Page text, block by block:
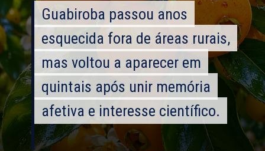
Guabiroba passou anos
esquecida fora de áreas rurais,
mas voltou a aparecer em
quintais após unir memória
afetiva e interesse científico.
Guabiroba passou anos
esquecida fora de áreas rurais,
mas voltou a aparecer em
quintais após unir memória
afetiva e interesse científico.